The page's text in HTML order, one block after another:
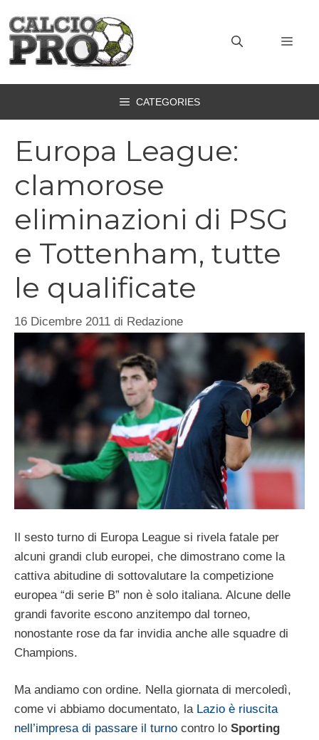
contenuto
CATEGORIES
Europa League:
clamorose
eliminazioni di PSG
e Tottenham, tutte
le qualificate
16 Dicembre 2011 di Redazione
Il sesto turno di Europa League si rivela fatale per
alcuni grandi club europei, che dimostrano come la
cattiva abitudine di sottovalutare la competizione
europea “di serie B” non è solo italiana. Alcune delle
grandi favorite escono anzitempo dal torneo,
nonostante rose da far invidia anche alle squadre di
Champions.
Ma andiamo con ordine. Nella giornata di mercoledì,
come vi abbiamo documentato, la Lazio è riuscita
nell’impresa di passare il turno contro lo Sporting